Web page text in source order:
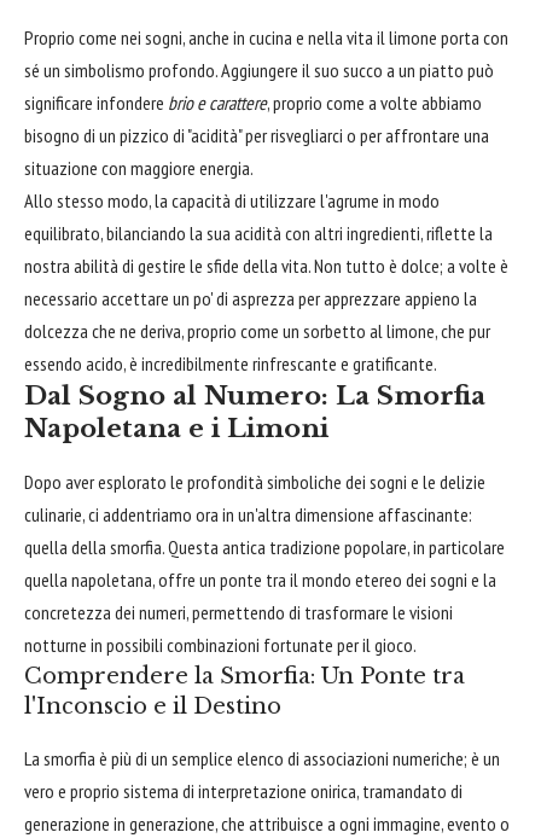
Proprio come nei sogni, anche in cucina e nella vita il limone porta con
sé un simbolismo profondo. Aggiungere il suo succo a un piatto può
significare infondere brio e carattere, proprio come a volte abbiamo
bisogno di un pizzico di "acidità" per risvegliarci o per affrontare una
situazione con maggiore energia.
Allo stesso modo, la capacità di utilizzare l'agrume in modo
equilibrato, bilanciando la sua acidità con altri ingredienti, riflette la
nostra abilità di gestire le sfide della vita. Non tutto è dolce; a volte è
necessario accettare un po' di asprezza per apprezzare appieno la
dolcezza che ne deriva, proprio come un sorbetto al limone, che pur
essendo acido, è incredibilmente rinfrescante e gratificante.
Dal Sogno al Numero: La Smorfia
Napoletana e i Limoni
Dopo aver esplorato le profondità simboliche dei sogni e le delizie
culinarie, ci addentriamo ora in un'altra dimensione affascinante:
quella della smorfia. Questa antica tradizione popolare, in particolare
quella napoletana, offre un ponte tra il mondo etereo dei sogni e la
concretezza dei numeri, permettendo di trasformare le visioni
notturne in possibili combinazioni fortunate per il gioco.
Comprendere la Smorfia: Un Ponte tra
l'Inconscio e il Destino
La smorfia è più di un semplice elenco di associazioni numeriche; è un
vero e proprio sistema di interpretazione onirica, tramandato di
generazione in generazione, che attribuisce a ogni immagine, evento o